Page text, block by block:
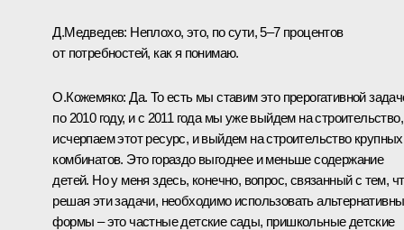
Д.Медведев: Неплохо, это, по сути, 5–7 процентов
от потребностей, как я понимаю.
О.Кожемяко: Да. То есть мы ставим это прерогативной
по 2010 году, и с 2011 года мы уже выйдем на строительство,
исчерпаем этот ресурс, и выйдем на строительство крупных
комбинатов. Это гораздо выгоднее и меньше содержание
детей. Но у меня здесь, конечно, вопрос, связанный с тем,
решая эти задачи, необходимо использовать
формы – это частные детские сады, пришкольные детские